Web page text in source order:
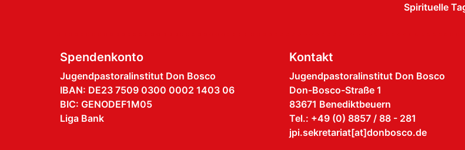
Spirituelle
Spendenkonto
Jugendpastoralinstitut Don Bosco
IBAN: DE23 7509 0300 0002 1403 06
BIC: GENODEF1M05
Liga Bank
Kontakt
Jugendpastoralinstitut Don Bosco
Don-Bosco-Straße 1
83671 Benediktbeuern
Tel.: +49 (0) 8857 / 88 - 281
jpi.sekretariat[at]donbosco.de